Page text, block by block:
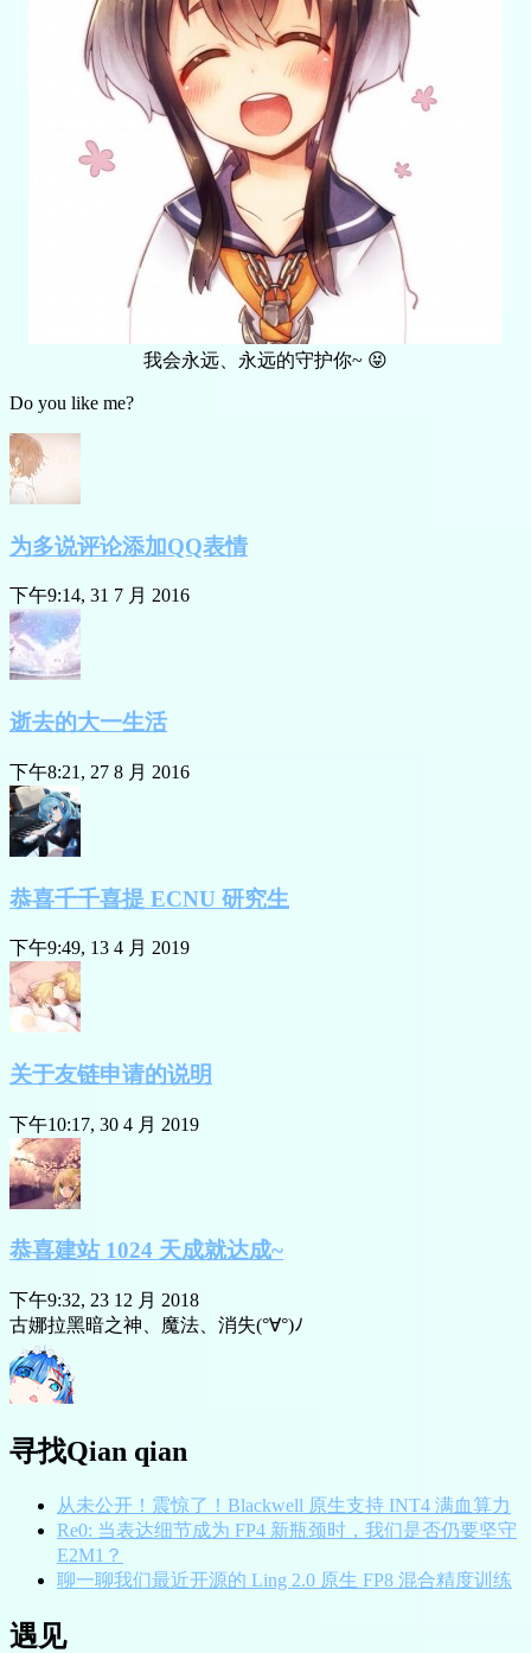
我会永远、永远的守护你~ 😝
Do you like me?
为多说评论添加QQ表情
下午9:14, 31 7 月 2016
逝去的大一生活
下午8:21, 27 8 月 2016
恭喜千千喜提 ECNU 研究生
下午9:49, 13 4 月 2019
关于友链申请的说明
下午10:17, 30 4 月 2019
恭喜建站 1024 天成就达成~
下午9:32, 23 12 月 2018
古娜拉黑暗之神、魔法、消失(°∀°)ﾉ
寻找Qian qian
从未公开！震惊了！Blackwell 原生支持 INT4 满血算力
Re0: 当表达细节成为 FP4 新瓶颈时，我们是否仍要坚守
E2M1？
聊一聊我们最近开源的 Ling 2.0 原生 FP8 混合精度训练
遇见